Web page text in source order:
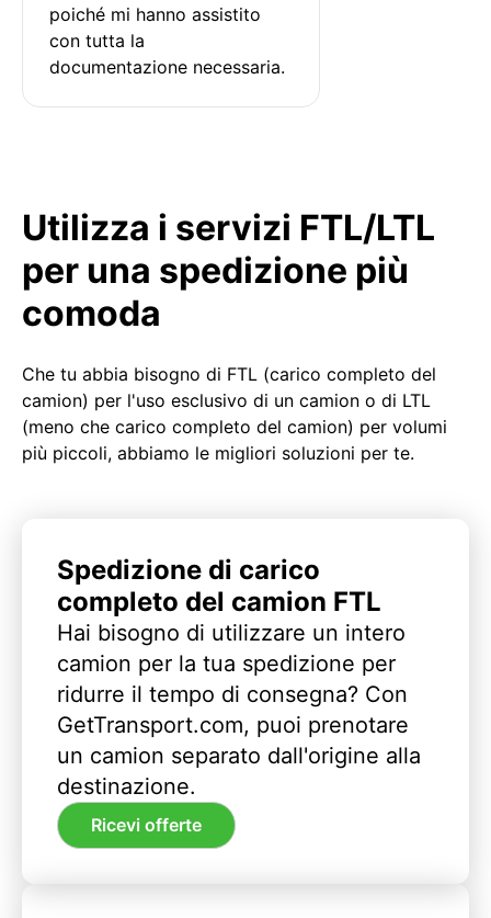
poiché mi hanno assistito
con tutta la
documentazione necessaria.
Utilizza i servizi FTL/LTL
per una spedizione più
comoda
Che tu abbia bisogno di FTL (carico completo del
camion) per l'uso esclusivo di un camion o di LTL
(meno che carico completo del camion) per volumi
più piccoli, abbiamo le migliori soluzioni per te.
Spedizione di carico
completo del camion FTL
Hai bisogno di utilizzare un intero
camion per la tua spedizione per
ridurre il tempo di consegna? Con
GetTransport.com, puoi prenotare
un camion separato dall'origine alla
destinazione.
Ricevi offerte